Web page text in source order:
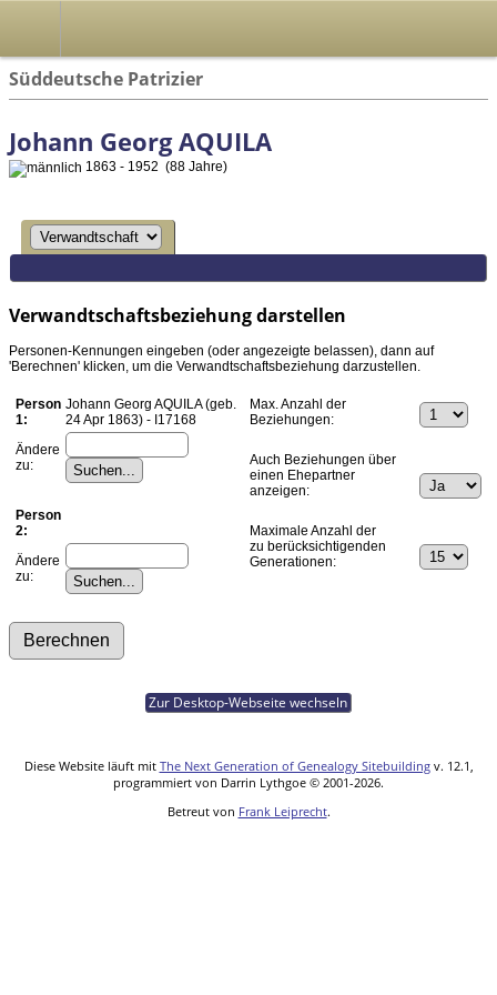
Süddeutsche Patrizier
Johann Georg AQUILA
1863 - 1952 (88 Jahre)
Verwandtschaftsbeziehung darstellen
Personen-Kennungen eingeben (oder angezeigte belassen), dann auf
'Berechnen' klicken, um die Verwandtschaftsbeziehung darzustellen.
Person
1:
Johann Georg AQUILA (geb.
24 Apr 1863) - I17168
Ändere
zu:
Person
2:
Ändere
zu:
Max. Anzahl der
Beziehungen:
Auch Beziehungen über
einen Ehepartner
anzeigen:
Maximale Anzahl der
zu berücksichtigenden
Generationen:
Zur Desktop-Webseite wechseln
Diese Website läuft mit The Next Generation of Genealogy Sitebuildingv. 12.1,
programmiert von Darrin Lythgoe © 2001-2026.
Betreut von Frank Leiprecht.